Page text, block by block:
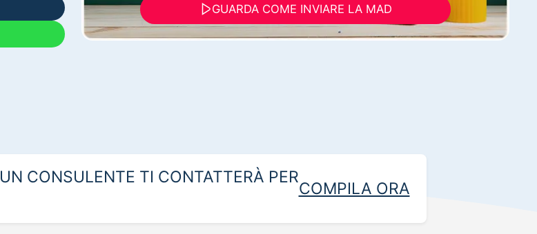
GUARDA COME INVIARE LA MAD
UN CONSULENTE TI CONTATTERÀ PER
COMPILA ORA